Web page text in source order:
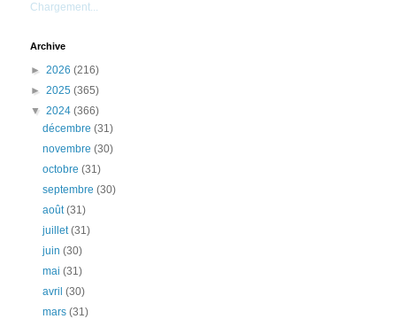
Chargement...
Archive
► 2026 (216)
► 2025 (365)
▼ 2024 (366)
décembre(31)
novembre(30)
octobre(31)
septembre(30)
août(31)
juillet(31)
juin(30)
mai(31)
avril(30)
mars(31)